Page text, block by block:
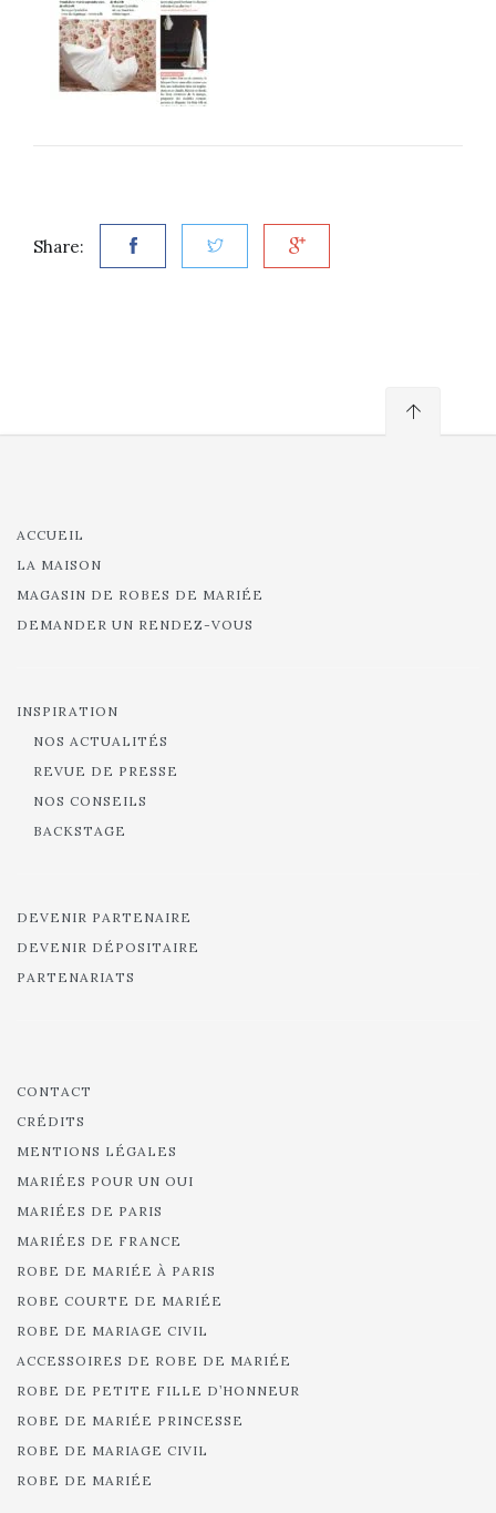
Share:
ACCUEIL
LA MAISON
MAGASIN DE ROBES DE MARIÉE
DEMANDER UN RENDEZ-VOUS
INSPIRATION
NOS ACTUALITÉS
REVUE DE PRESSE
NOS CONSEILS
BACKSTAGE
DEVENIR PARTENAIRE
DEVENIR DÉPOSITAIRE
PARTENARIATS
CONTACT
CRÉDITS
MENTIONS LÉGALES
MARIÉES POUR UN OUI
MARIÉES DE PARIS
MARIÉES DE FRANCE
ROBE DE MARIÉE À PARIS
ROBE COURTE DE MARIÉE
ROBE DE MARIAGE CIVIL
ACCESSOIRES DE ROBE DE MARIÉE
ROBE DE PETITE FILLE D’HONNEUR
ROBE DE MARIÉE PRINCESSE
ROBE DE MARIAGE CIVIL
ROBE DE MARIÉE